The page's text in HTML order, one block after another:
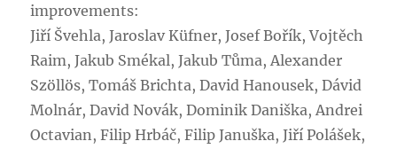
improvements:
Jiří Švehla, Jaroslav Küfner, Josef Bořík, Vojtěch
Raim, Jakub Smékal, Jakub Tůma, Alexander
Szöllös, Tomáš Brichta, David Hanousek, Dávid
Molnár, David Novák, Dominik Daniška, Andrei
Octavian, Filip Hrbáč, Filip Januška, Jiří Polášek,